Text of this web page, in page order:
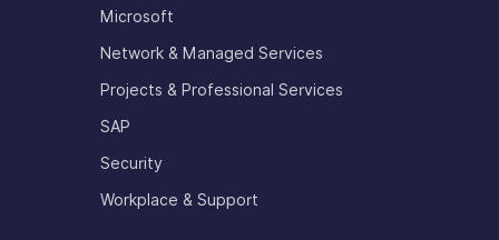
Microsoft
Network & Managed Services
Projects & Professional Services
SAP
Security
Workplace & Support